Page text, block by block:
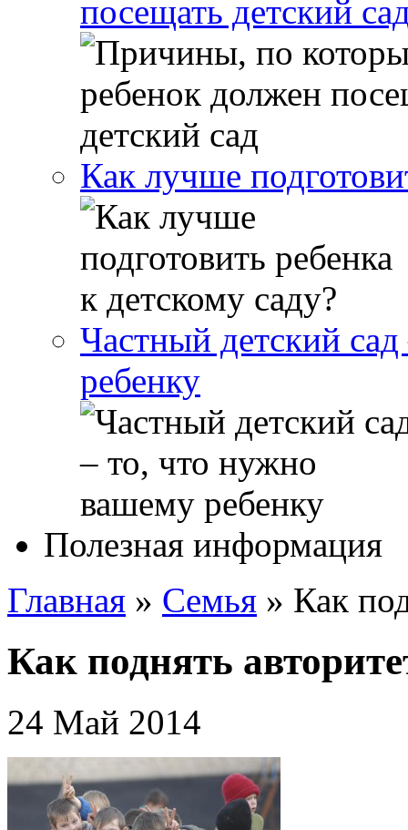
посещать детский
Как лучше
Частный детский
ребенку
Полезная информация
Главная » Cемья » Как
Как поднять
24 Май 2014